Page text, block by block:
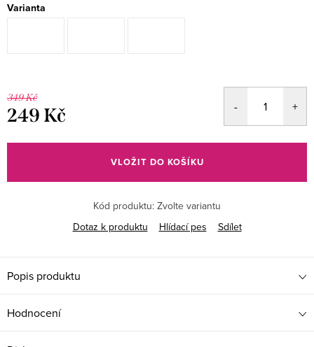
Varianta
349 Kč
249 Kč
cena:
VLOŽIT DO KOŠÍKU
Kód produktu: Zvolte variantu
Dotaz k produktu
Hlídací pes Sdílet
Popis produktu
Hodnocení